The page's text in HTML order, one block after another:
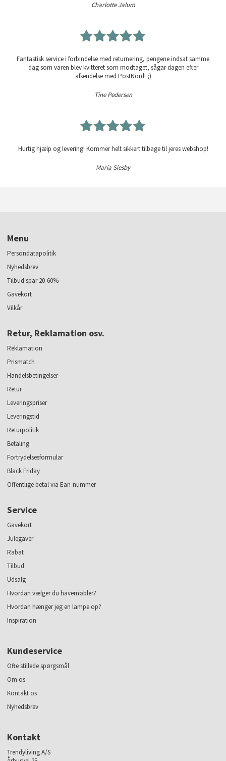
Charlotte Jalum
Fantastisk service i forbindelse med returnering, pengene indsat samme
dag som varen blev kvitteret som modtaget, sågar dagen efter
afsendelse med PostNord! ;)
Tine Pedersen
Hurtig hjælp og levering! Kommer helt sikkert tilbage til jeres webshop!
Maria Siesby
Menu
Persondatapolitik
Nyhedsbrev
Tilbud spar 20-60%
Gavekort
Vilkår
Retur, Reklamation osv.
Reklamation
Prismatch
Handelsbetingelser
Retur
Leveringspriser
Leveringstid
Returpolitik
Betaling
Fortrydelsesformular
Black Friday
Offentlige betal via Ean-nummer
Service
Gavekort
Julegaver
Rabat
Tilbud
Udsalg
Hvordan vælger du havemøbler?
Hvordan hænger jeg en lampe op?
Inspiration
Kundeservice
Ofte stillede spørgsmål
Om os
Kontakt os
Nyhedsbrev
Kontakt
Trendyliving A/S